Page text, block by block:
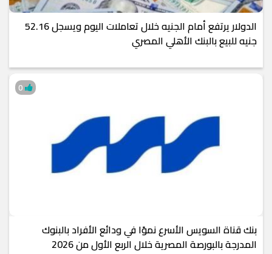
الدولار يرتفع أمام الجنيه خلال تعاملات اليوم ويسجل 52.16
جنيه للبيع بالبنك الأهلي المصري
بنك قناة السويس الأسرع نموًا في ودائع الأفراد بالبنوك
المدرجة بالبورصة المصرية خلال الربع الأول من 2026